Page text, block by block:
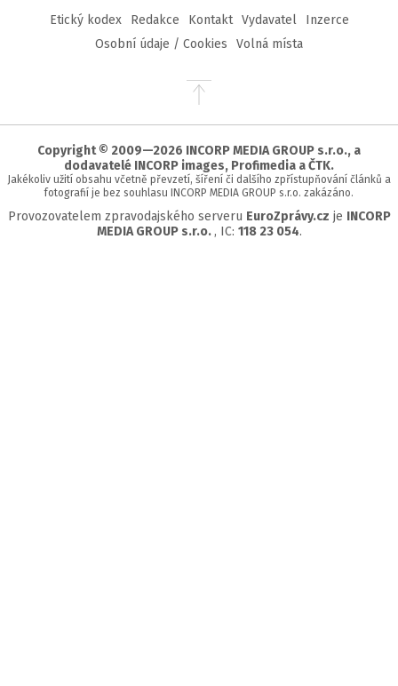
Etický kodex Redakce Kontakt Vydavatel
Inzerce
Osobní údaje / Cookies
Volná místa
Přejít
stránky
Copyright © 2009—2026 INCORP MEDIA GROUP s.r.o., a
dodavatelé INCORP images, Profimedia a ČTK.
Jakékoliv užití obsahu včetně převzetí, šíření či dalšího zpřístupňování článků a
fotografií je bez souhlasu INCORP MEDIA GROUP s.r.o. zakázáno.
Provozovatelem zpravodajského serveru EuroZprávy.cz je INCORP
MEDIA GROUP s.r.o. , IC: 118 23 054.